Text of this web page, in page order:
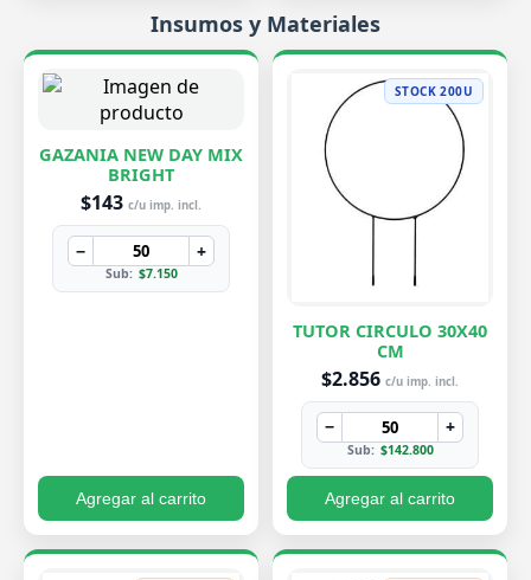
Insumos y Materiales
GAZANIA NEW DAY MIX
BRIGHT
$143 c/u imp. incl.
− +
Sub: $7.150
Agregar al carrito
STOCK 200U
TUTOR CIRCULO 30X40
CM
$2.856 c/u imp. incl.
− +
Sub: $142.800
Agregar al carrito